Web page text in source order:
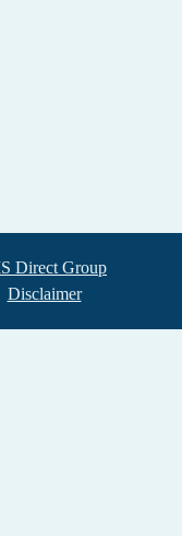
Direct Group
Disclaimer